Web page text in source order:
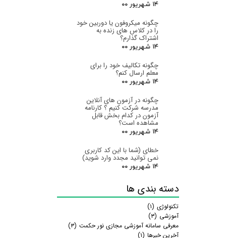
۱۴ شهریور ۰۰
چگونه میکروفون یا دوربین خود
را در کلاس های زنده به
اشتراک گذارم؟
۱۴ شهریور ۰۰
چگونه تکالیف خود را برای
معلم ارسال کنم؟
۱۴ شهریور ۰۰
چگونه در آزمون های آنلاین
مدرسه شرکت کنیم ؟ کارنامه
آزمون در کدام بخش قابل
مشاهده است؟
۱۴ شهریور ۰۰
خطای (شما با این کد کاربری
نمی توانید مجدد وارد شوید)
۱۴ شهریور ۰۰
دسته بندی ها
تکنولوژی (۱)
آموزشی (۳)
معرفی سامانه آموزشی مجازی نور حکمت (۳)
آخرین خبرها (۱)